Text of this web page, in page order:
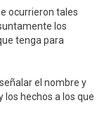
ocurrieron tales
los
tenga para
el nombre y
los hechos a los que